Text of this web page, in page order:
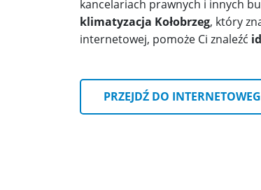
kancelariach prawnych i innych
klimatyzacja Kołobrzeg, który
internetowej, pomoże Ci znaleźć
PRZEJDŹ DO